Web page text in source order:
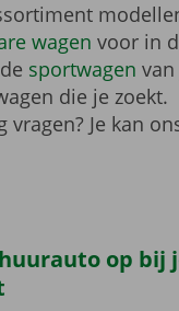
wagen voor in
sportwagen
die je zoekt.
vragen? Je kan
op bij